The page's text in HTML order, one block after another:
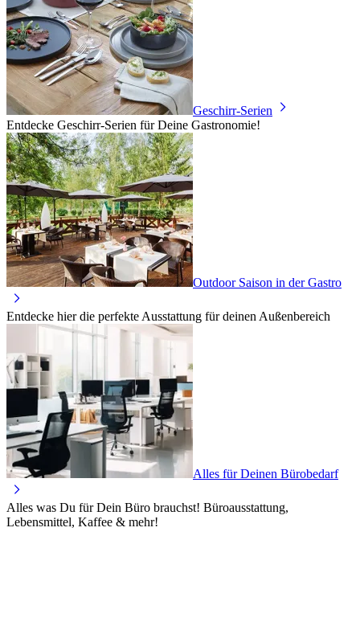
Geschirr-Serien
Entdecke Geschirr-Serien für Deine Gastronomie!
Outdoor Saison in der Gastro
Entdecke hier die perfekte Ausstattung für deinen Außenbereich
Alles für Deinen Bürobedarf
Alles was Du für Dein Büro brauchst! Büroausstattung,
Lebensmittel, Kaffee & mehr!